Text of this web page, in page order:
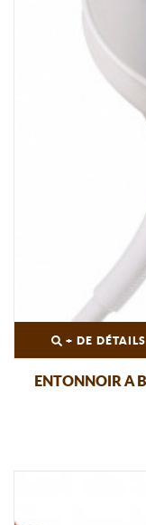
+ DE DÉTAILS
ENTONNOIR A